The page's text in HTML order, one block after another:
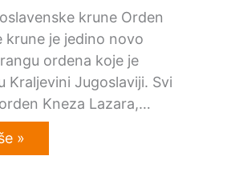
krune Orden
krune je jedino novo
ordena koje je
Kraljevini Jugoslaviji. Svi
Kneza Lazara,…
»